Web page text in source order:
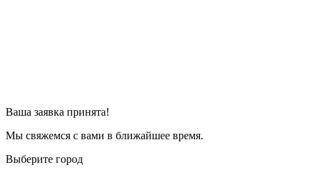
Ваша заявка принята!
Мы свяжемся с вами в ближайшее время.
Выберите город